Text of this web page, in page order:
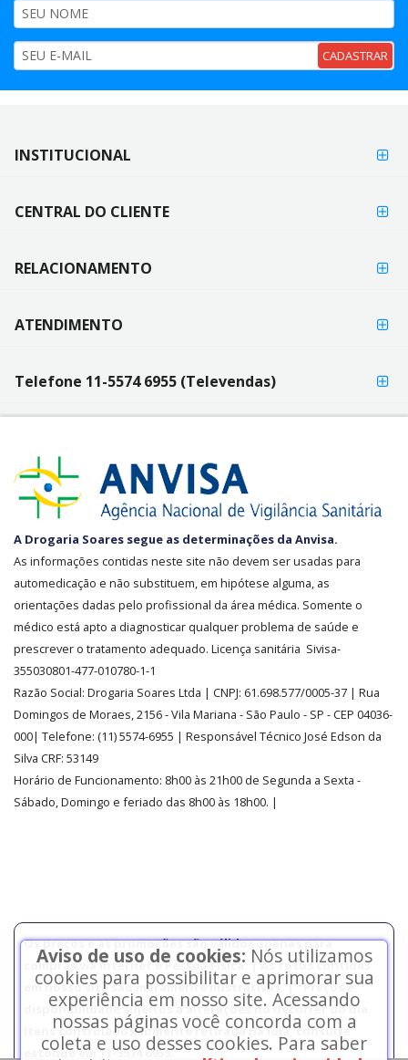
CADASTRAR
FORMAS
FORMAS DE
PAGAMENTO
INSTITUCIONAL
CENTRAL DO CLIENTE
RELACIONAMENTO
ATENDIMENTO
Telefone 11-5574 6955 (Televendas)
A Drogaria Soares segue as determinações da Anvisa.
As informações contidas neste site não devem ser usadas para
automedicação e não substituem, em hipótese alguma, as
orientações dadas pelo profissional da área médica. Somente o
médico está apto a diagnosticar qualquer problema de saúde e
prescrever o tratamento adequado. Licença sanitária Sivisa-
355030801-477-010780-1-1
Razão Social: Drogaria Soares Ltda | CNPJ: 61.698.577/0005-37 | Rua
Domingos de Moraes, 2156-Vila Mariana - São Paulo - SP - CEP 04036-
000| Telefone: (11)5574-6955 | Responsável Técnico José Edson da
Silva CRF: 53149
Horário de Funcionamento: 8h00 às 21h00 de Segunda a Sexta -
Sábado, Domingo e feriado das 8h00 às 18h00. |
Os preços e as promoções são válidos apenas para
compras via internet e Pessoa Física. | As fotos contidas
em nosso site são meramente ilustrativas. | *Preços e
disponibilidade sujeitos a alterações no decorrer do dia.
Itens controlados somente retirada na loja, consulte
estoque em 11-5574 6955.
Aviso de uso de cookies: Nós utilizamos
cookies para possibilitar e aprimorar sua
experiência em nosso site. Acessando
nossas páginas você concorda com a
coleta e uso desses cookies. Para saber